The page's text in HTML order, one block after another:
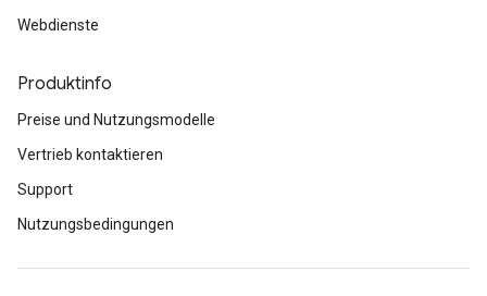
Webdienste
Produktinfo
Preise und Nutzungsmodelle
Vertrieb kontaktieren
Support
Nutzungsbedingungen